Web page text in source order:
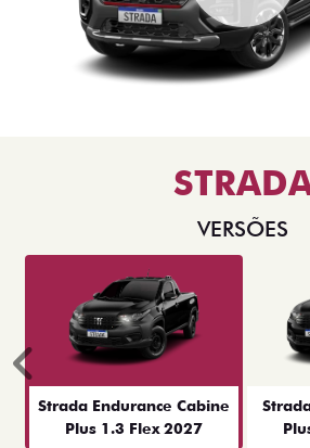
VERSÕES
Strada Endurance Cabine
Plus 1.3 Flex 2027
Anterior